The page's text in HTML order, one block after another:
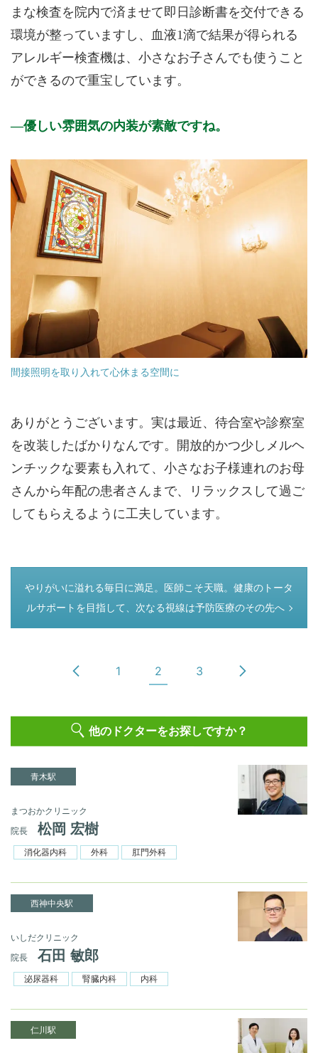
まな検査を院内で済ませて即日診断書を交付できる
環境が整っていますし、血液1滴で結果が得られる
アレルギー検査機は、小さなお子さんでも使うこと
ができるので重宝しています。
優しい雰囲気の内装が素敵ですね。
間接照明を取り入れて心休まる空間に
ありがとうございます。実は最近、待合室や診察室
を改装したばかりなんです。開放的かつ少しメルヘ
ンチックな要素も入れて、小さなお子様連れのお母
さんから年配の患者さんまで、リラックスして過ご
してもらえるように工夫しています。
つぎのページ
やりがいに溢れる毎日に満足。医師こそ天職。健康のトータ
ルサポートを目指して、次なる視線は予防医療のその先へ
1 2 3
他のドクターをお探しですか？
青木駅
まつおかクリニック
院長
松岡 宏樹
消化器内科 外科 肛門外科
西神中央駅
いしだクリニック
院長
石田 敏郎
泌尿器科 腎臓内科 内科
仁川駅